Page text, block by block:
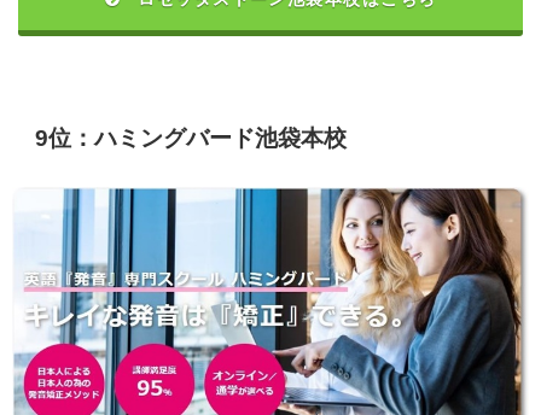
9位：ハミングバード池袋本校